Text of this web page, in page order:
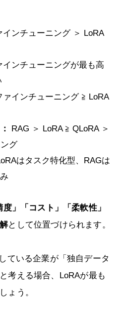
インチューニング ＞ LoRA
インチューニングが最も高
ァインチューニング ≧ LoRA
RAG ＞ LoRA ≧ QLoRA ＞
グ
はタスク特化型、RAGは
度」「コスト」「柔軟性」
として位置づけられます。
ている企業が「独自データ
考える場合、LoRAが最も
ょう。